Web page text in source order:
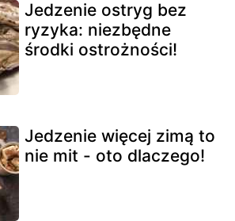
Jedzenie ostryg bez
ryzyka: niezbędne
środki ostrożności!
Jedzenie więcej zimą to
nie mit - oto dlaczego!